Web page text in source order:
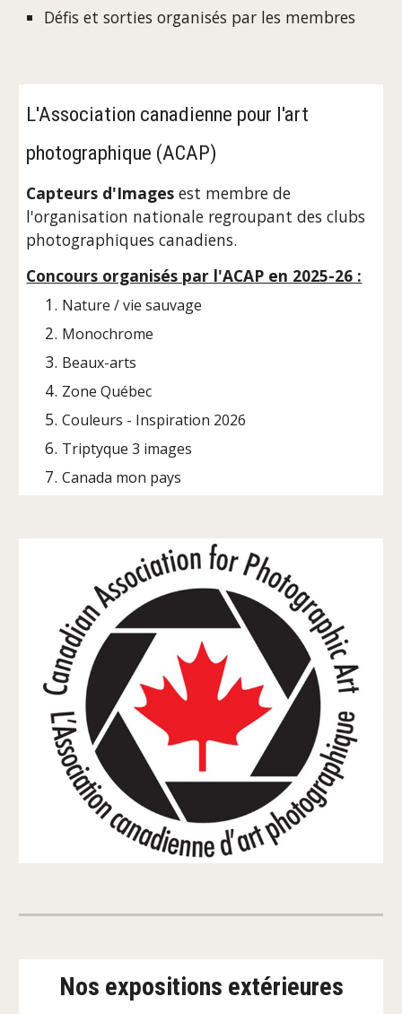
Défis et sorties organisés par les membres
L'Association canadienne pour l'art
photographique (ACAP)
Capteurs d'Images est membre de
l'organisation nationale regroupant des clubs
photographiques canadiens.
Concours organisés par l'ACAP en 2025-26 :
Nature / vie sauvage
Monochrome
Beaux-arts
Zone Québec
Couleurs - Inspiration 2026
Triptyque 3 images
Canada mon pays
Nos expositions extérieures